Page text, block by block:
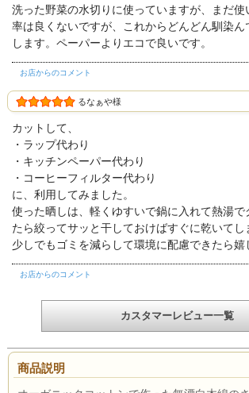
洗った野菜の水切りに使っていますが、まだ使
率は良くないですが、これからどんどん馴染
します。ペーパーよりエコで良いです。
お店からのコメント
るなぁや様
カットして、
・ラップ代わり
・キッチンペーパー代わり
・コーヒーフィルター代わり
に、利用してみました。
使った晒しは、軽くゆすいで鍋に入れて熱湯で
たら絞ってサッと干しておけばすぐに乾いてし
少しでもゴミを減らして環境に配慮できたら嬉
お店からのコメント
カスタマーレビュー一覧
商品説明